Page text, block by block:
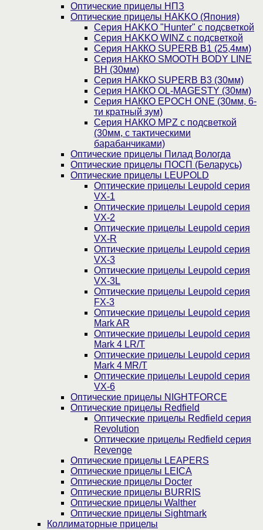
Оптические прицелы НПЗ
Оптические прицелы HAKKO (Япония)
Cерия HAKKO "Hunter" с подсветкой
Серия НAKKO WINZ с подсветкой
Серия НАККО SUPERB B1 (25,4мм)
Серия НАККО SMOOTH BODY LINE
BH (30мм)
Серия НАККО SUPERB B3 (30мм)
Серия НАККО OL-MAGESTY (30мм)
Серия НАККО EPOCH ONE (30мм, 6-
ти кратный зум)
Серия НАККО MPZ с подсветкой
(30мм, c тактическими
барабанчиками)
Оптические прицелы Пилад Вологда
Оптические прицелы ПОСП (Беларусь)
Оптические прицелы LEUPOLD
Оптические прицелы Leupold серия
VX-1
Оптические прицелы Leupold серия
VX-2
Оптические прицелы Leupold серия
VX-R
Оптические прицелы Leupold серия
VX-3
Оптические прицелы Leupold серия
VX-3L
Оптические прицелы Leupold серия
FX-3
Оптические прицелы Leupold серия
Mark AR
Оптические прицелы Leupold серия
Mark 4 LR/T
Оптические прицелы Leupold серия
Mark 4 MR/T
Оптические прицелы Leupold серия
VX-6
Оптические прицелы NIGHTFORCE
Оптические прицелы Redfield
Оптические прицелы Redfield серия
Revolution
Оптические прицелы Redfield серия
Revenge
Оптические прицелы LEAPERS
Оптические прицелы LEICA
Оптические прицелы Docter
Оптические прицелы BURRIS
Оптические прицелы Walther
Оптические прицелы Sightmark
Коллиматорные прицелы